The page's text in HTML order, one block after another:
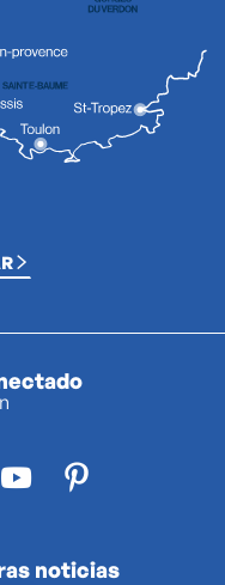
noticias